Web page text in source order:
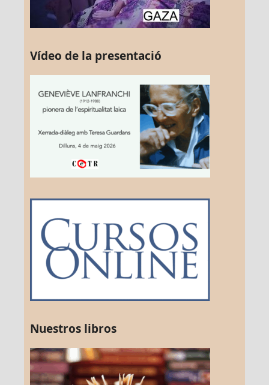
Vídeo de la presentació
Nuestros libros